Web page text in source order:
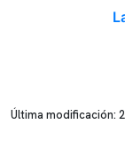
Última modificación: